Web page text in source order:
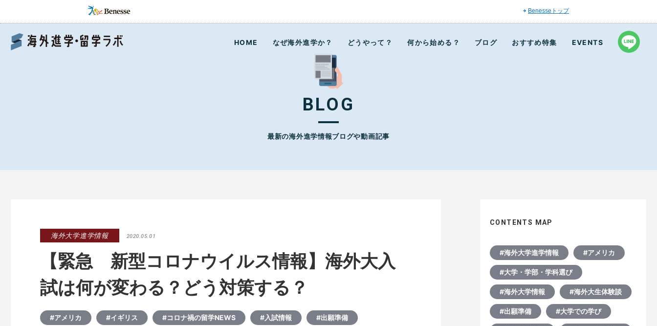
Benesseトップ
HOME なぜ海外進学か？ どうやって？ 何から始める？ ブログ おすすめ特集 EVENTS
BLOG
最新の海外進学情報ブログや動画記事
海外大学進学情報 2020.05.01
【緊急 新型コロナウイルス情報】海外大入
試は何が変わる？どう対策する？
#アメリカ #イギリス #コロナ禍の留学NEWS #入試情報 #出願準備
CONTENTS MAP
#海外大学進学情報 #アメリカ
#大学・学部・学科選び
#海外大学情報 #海外大生体験談
#出願準備 #大学での学び